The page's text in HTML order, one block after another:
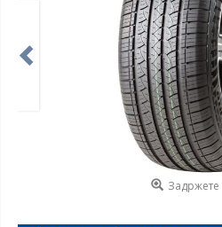
Задржете